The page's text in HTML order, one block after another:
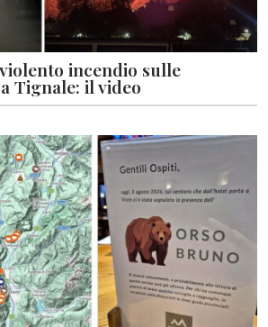
incendio sulle
Tignale: il video